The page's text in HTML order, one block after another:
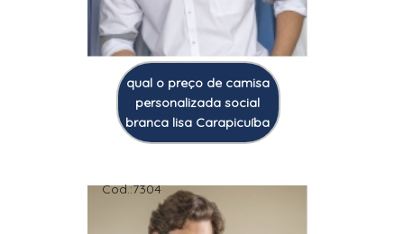
qual o preço de camisa
personalizada social
branca lisa Carapicuíba
Cod.:7304